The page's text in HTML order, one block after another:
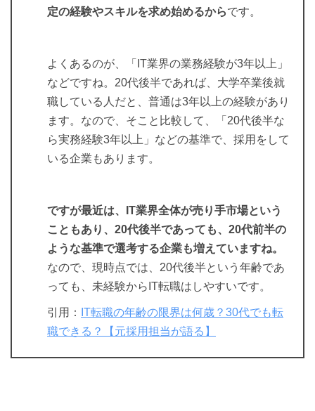
定の経験やスキルを求め始めるからです。
よくあるのが、「IT業界の業務経験が3年以上」
などですね。20代後半であれば、大学卒業後就
職している人だと、普通は3年以上の経験があり
ます。なので、そこと比較して、「20代後半な
ら実務経験3年以上」などの基準で、採用をして
いる企業もあります。
ですが最近は、IT業界全体が売り手市場という
こともあり、20代後半であっても、20代前半の
ような基準で選考する企業も増えていますね。
なので、現時点では、20代後半という年齢であ
っても、未経験からIT転職はしやすいです。
引用：
IT転職の年齢の限界は何歳？30代でも転
職できる？【元採用担当が語る】